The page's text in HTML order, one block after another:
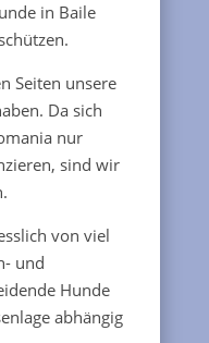
in Baile
Seiten unsere
Da sich
nur
sind wir
von viel
und
Hunde
abhängig